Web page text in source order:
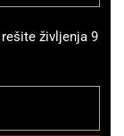
življenja 9